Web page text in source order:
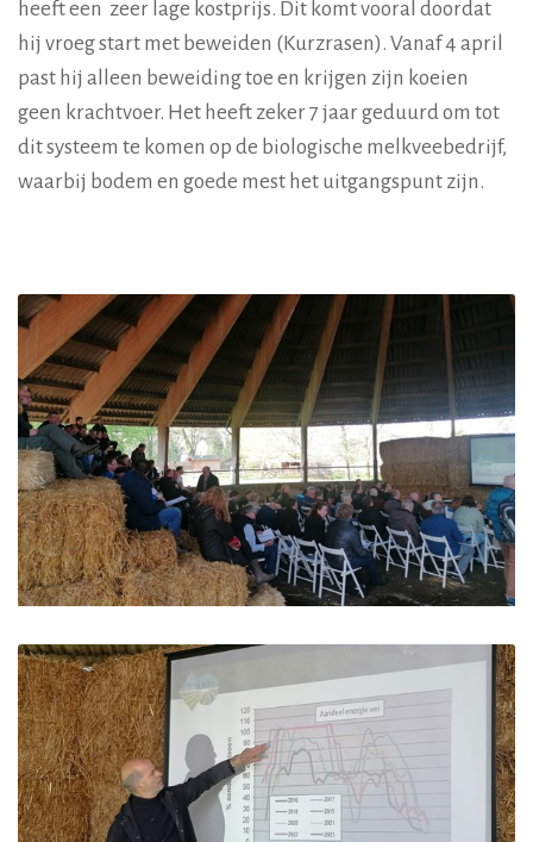
heeft een zeer lage kostprijs. Dit komt vooral doordat
hij vroeg start met beweiden (Kurzrasen). Vanaf 4 april
past hij alleen beweiding toe en krijgen zijn koeien
geen krachtvoer. Het heeft zeker 7 jaar geduurd om tot
dit systeem te komen op de biologische melkveebedrijf,
waarbij bodem en goede mest het uitgangspunt zijn.